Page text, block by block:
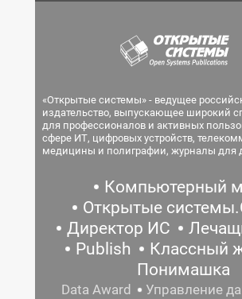
«Открытые системы» - ведущее
издательство, выпускающее широкий
для профессионалов и активных
сфере ИТ, цифровых устройств,
медицины и полиграфии, журналы для
Компьютерный
Открытые
Директор ИС
Publish
Классный
Понимашка
Data Award Управление